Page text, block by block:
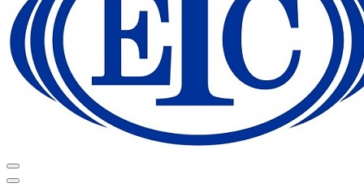
Menú
de
Menú